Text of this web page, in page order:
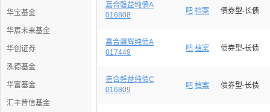
华宝基金
华宸未来基金
华创证券
泓德基金
华富基金
汇丰晋信基金
嘉合磐益纯债A
016808
吧 档案 债券型-长债
嘉合磐辉纯债A
017449
吧 档案 债券型-长债
嘉合磐益纯债C
016809
吧 档案 债券型-长债